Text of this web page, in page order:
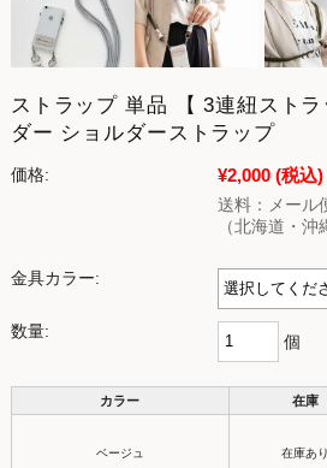
ストラップ 単品 【 3連紐スト
ダー ショルダーストラップ
価格: ¥2,000 (税込)
送料：メール
（北海道・沖
金具カラー:
数量:
個
カラー 在庫
ベージュ 在庫あり